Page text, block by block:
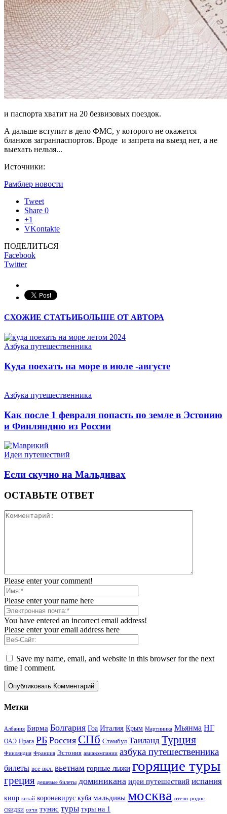
и паспорта хватит на 20 безвизовых поездок.
А дальше вступит в дело ФМС, у которого не окажется
бланков загранпаспортов. Вроде и запрета на выезд нет, а не
выехать нельзя...
Источники:
Рамблер новости
Tweet
Share 0
+1
VKontakte
ПОДЕЛИТЬСЯ
Facebook
Twitter
СХОЖИЕ СТАТЬИБОЛЬШЕ ОТ АВТОРА
Азбука путешественника
Куда поехать на море в июле -августе
Азбука путешественника
Как после 1 февраля попасть по земле в Эстонию
и Финляндию из России
Идеи путешествий
Если скучно на Мальдивах
ОСТАВЬТЕ ОТВЕТ
Please enter your comment!
Please enter your name here
You have entered an incorrect email address!
Please enter your email address here
Save my name, email, and website in this browser for the next
time I comment.
Метки
Албания Бирма Болгария Гоа Италия Крым Мартиника Мьянма НГ
ОАЭ Прага РБ Россия СПб Стамбул Таиланд Турция
Финляндия Франция Эстония авиакомпании азбука путешественника
билеты все вкл. вьетнам горные лыжи горящие туры
греция дешевые билеты доминикана идеи путешествий испания
кипр китай коронавирус куба мальдивы москва отели родос
скидки сочи тунис туры туры на 1